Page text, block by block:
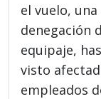
el vuelo,
denegación
equipaje,
visto
empleados